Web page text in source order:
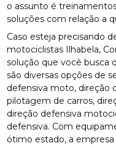
o assunto é
soluções com relação a
Caso esteja precisando
motociclistas Ilhabela,
solução que você busca
são diversas opções de
defensiva moto, direção
pilotagem de carros,
direção defensiva
defensiva. Com
ótimo estado, a